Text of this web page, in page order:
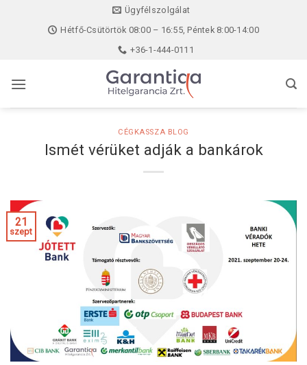
Ügyfélszolgálat
Hétfő-Csütörtök 08:00 – 16:55, Péntek 8:00-14:00
+36-1-444-0111
CÉGKASSZA BLOG
Ismét vérüket adják a bankárok
21
szept